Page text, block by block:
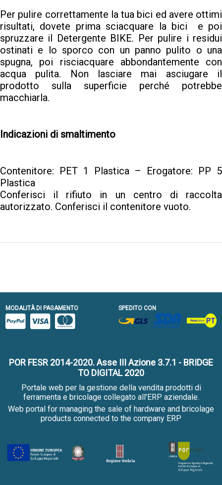
Per pulire correttamente la tua bici ed avere ottimi
risultati, dovete prima sciacquare la bici e poi
spruzzare il Detergente BIKE. Per pulire i residui
ostinati e lo sporco con un panno pulito o una
spugna, poi risciacquare abbondantemente con
acqua pulita. Non lasciare mai asciugare il
prodotto sulla superficie perché potrebbe
macchiarla.
Indicazioni di smaltimento
Contenitore: PET 1 Plastica – Erogatore: PP 5
Plastica
Conferisci il rifiuto in un centro di raccolta
autorizzato. Conferisci il contenitore vuoto.
MODALITÀ DI PAGAMENTO SPEDITO CON
POR FESR 2014-2020. Asse III Azione 3.7.1 - BRIDGE
TO DIGITAL 2020
Portale web per la gestione della vendita prodotti di
ferramenta e bricolage collegato all'ERP aziendale.
Web portal for managing the sale of hardware and bricolage
products connected to the company ERP